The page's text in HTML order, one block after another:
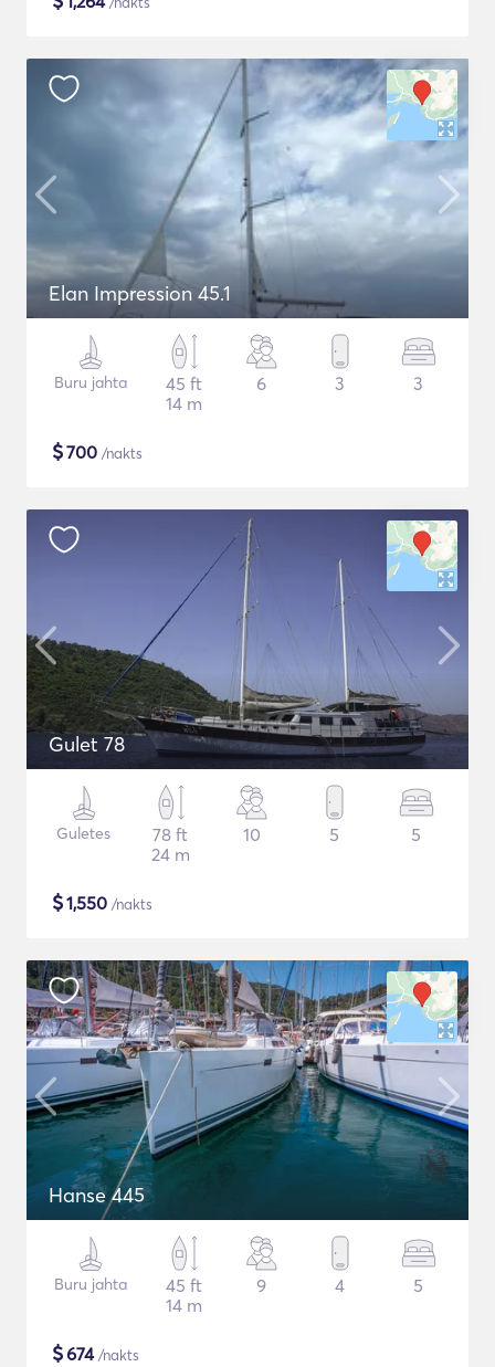
Elan Impression 45.1
Buru jahta
45 ft
14 m
6 3 3
$700 /nakts
Gulet 78
Guletes
78 ft
24 m
10 5 5
$1,550 /nakts
Hanse 445
Buru jahta
45 ft
14 m
9 4 5
$674/nakts